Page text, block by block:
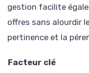
gestion facilite
offres sans alourdir
pertinence et la
Facteur clé